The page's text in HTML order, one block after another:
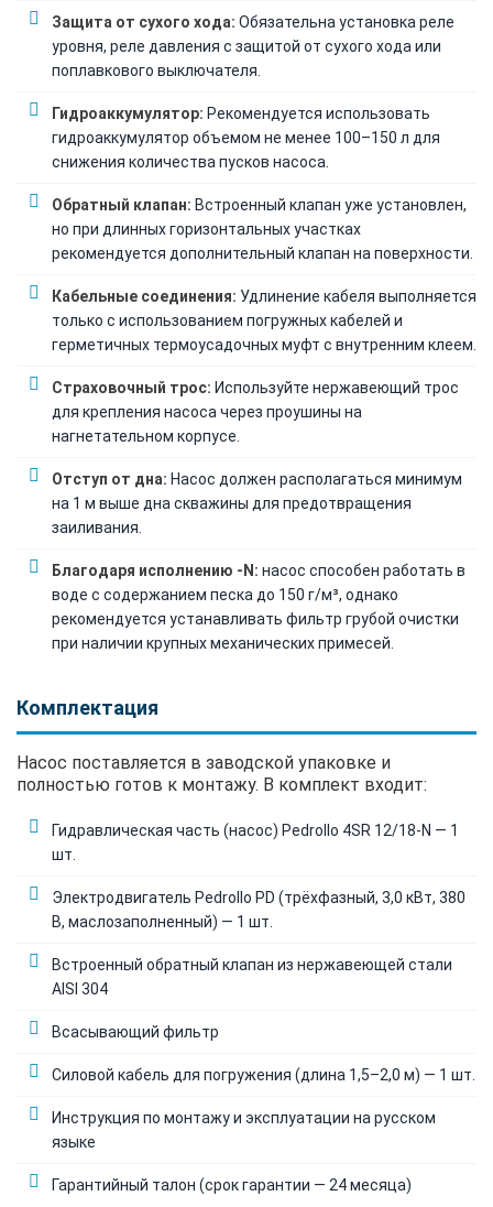
Защита от сухого хода: Обязательна установка реле
уровня, реле давления с защитой от сухого хода или
поплавкового выключателя.
Гидроаккумулятор: Рекомендуется использовать
гидроаккумулятор объемом не менее 100–150 л для
снижения количества пусков насоса.
Обратный клапан: Встроенный клапан уже установлен,
но при длинных горизонтальных участках
рекомендуется дополнительный клапан на поверхности.
Кабельные соединения: Удлинение кабеля выполняется
только с использованием погружных кабелей и
герметичных термоусадочных муфт с внутренним клеем.
Страховочный трос: Используйте нержавеющий трос
для крепления насоса через проушины на
нагнетательном корпусе.
Отступ от дна: Насос должен располагаться минимум
на 1 м выше дна скважины для предотвращения
заиливания.
Благодаря исполнению -N: насос способен работать в
воде с содержанием песка до 150 г/м³, однако
рекомендуется устанавливать фильтр грубой очистки
при наличии крупных механических примесей.
Комплектация
Насос поставляется в заводской упаковке и
полностью готов к монтажу. В комплект входит:
Гидравлическая часть (насос) Pedrollo 4SR 12/18-N — 1
шт.
Электродвигатель Pedrollo PD (трёхфазный, 3,0 кВт, 380
В, маслозаполненный) — 1 шт.
Встроенный обратный клапан из нержавеющей стали
AISI 304
Всасывающий фильтр
Силовой кабель для погружения (длина 1,5–2,0 м) — 1 шт.
Инструкция по монтажу и эксплуатации на русском
языке
Гарантийный талон (срок гарантии — 24 месяца)